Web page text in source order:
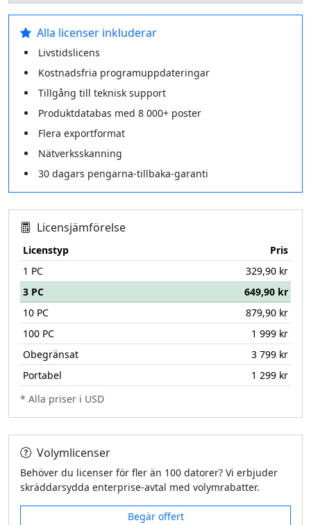
Alla licenser inkluderar
Livstidslicens
Kostnadsfria programuppdateringar
Tillgång till teknisk support
Produktdatabas med 8 000+ poster
Flera exportformat
Nätverksskanning
30 dagars pengarna‑tillbaka‑garanti
Licensjämförelse
Licenstyp
Pris
1 PC
329,90 kr
3 PC
649,90 kr
10 PC
879,90 kr
100 PC
1 999 kr
Obegränsat
3 799 kr
Portabel
1 299 kr
* Alla priser i USD
Volymlicenser
Behöver du licenser för fler än 100 datorer? Vi erbjuder
skräddarsydda enterprise‑avtal med volymrabatter.
Begär offert